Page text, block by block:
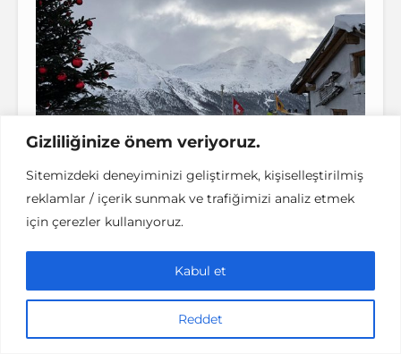
Gizliliğinize önem veriyoruz.
Sitemizdeki deneyiminizi geliştirmek, kişiselleştirilmiş
reklamlar / içerik sunmak ve trafiğimizi analiz etmek
için çerezler kullanıyoruz.
Reddet
Kabul et
St Moritz: Biri Winter Wonderland mi Dedi ?